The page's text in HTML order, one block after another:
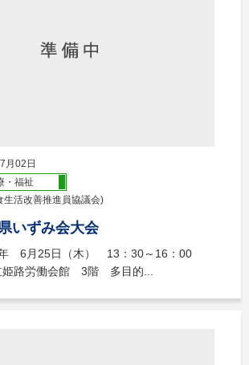
月02日
・福祉
生活改善推進員協議会)
いずみ会大会
6月25日（木） 13：30～16：00
路労働会館 3階 多目的...